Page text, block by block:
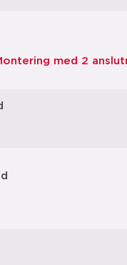
med 2